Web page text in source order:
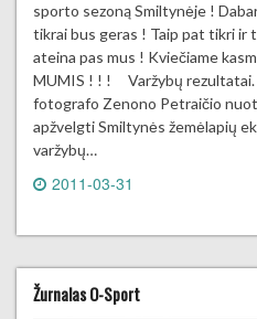
sporto sezoną Smiltynėje !
tikrai bus geras ! Taip pat tikri ir
ateina pas mus ! Kviečiame
MUMIS ! ! ! Varžybų rezultatai.
fotografo Zenono Petraičio
apžvelgti Smiltynės žemėlapių
varžybų…
2011-03-31
Žurnalas O-Sport